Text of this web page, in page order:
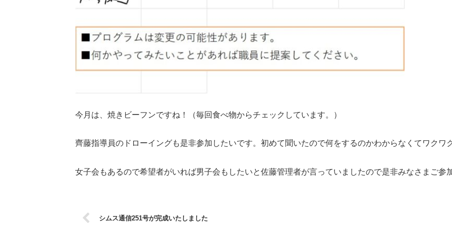
今月は、焼きビーフンですね！（毎回食べ物からチェックしています。）
齊藤指導員のドローイングも是非参加したいです。初めて聞いたので何をするのかわからなくてワクワ
女子会もあるので希望者がいれば男子会もしたいと佐藤管理者が言っていましたので是非みなさまご参
シムス通信251号が完成いたしました